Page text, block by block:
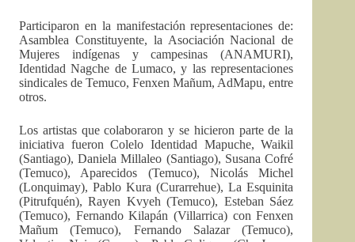
Participaron en la manifestación representaciones de:
Asamblea Constituyente, la Asociación Nacional de
Mujeres indígenas y campesinas (ANAMURI),
Identidad Nagche de Lumaco, y las representaciones
sindicales de Temuco, Fenxen Mañum, AdMapu, entre
otros.
Los artistas que colaboraron y se hicieron parte de la
iniciativa fueron Colelo Identidad Mapuche, Waikil
(Santiago), Daniela Millaleo (Santiago), Susana Cofré
(Temuco), Aparecidos (Temuco), Nicolás Michel
(Lonquimay), Pablo Kura (Curarrehue), La Esquinita
(Pitrufquén), Rayen Kvyeh (Temuco), Esteban Sáez
(Temuco), Fernando Kilapán (Villarrica) con Fenxen
Mañum (Temuco), Fernando Salazar (Temuco),